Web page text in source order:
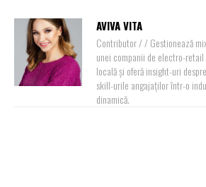
AVIVA VITA
Contributor / / Gestionează
unei companii de electro-
locală și oferă insight-uri
skill-urile angajaților într-o
dinamică.